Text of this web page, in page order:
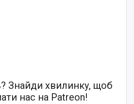
Знайди хвилинку, щоб
нас на Patreon!